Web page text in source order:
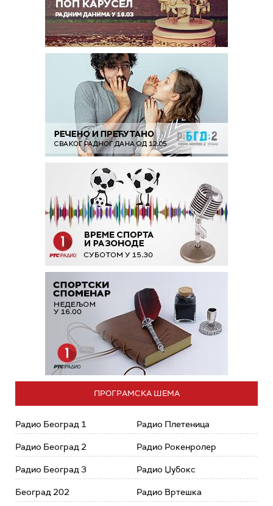
ПРОГРАМСКА ШЕМА
Радио Београд 1
Радио Београд 2
Радио Београд 3
Београд 202
Радио Плетеница
Радио Рокенролер
Радио Џубокс
Радио Вртешка